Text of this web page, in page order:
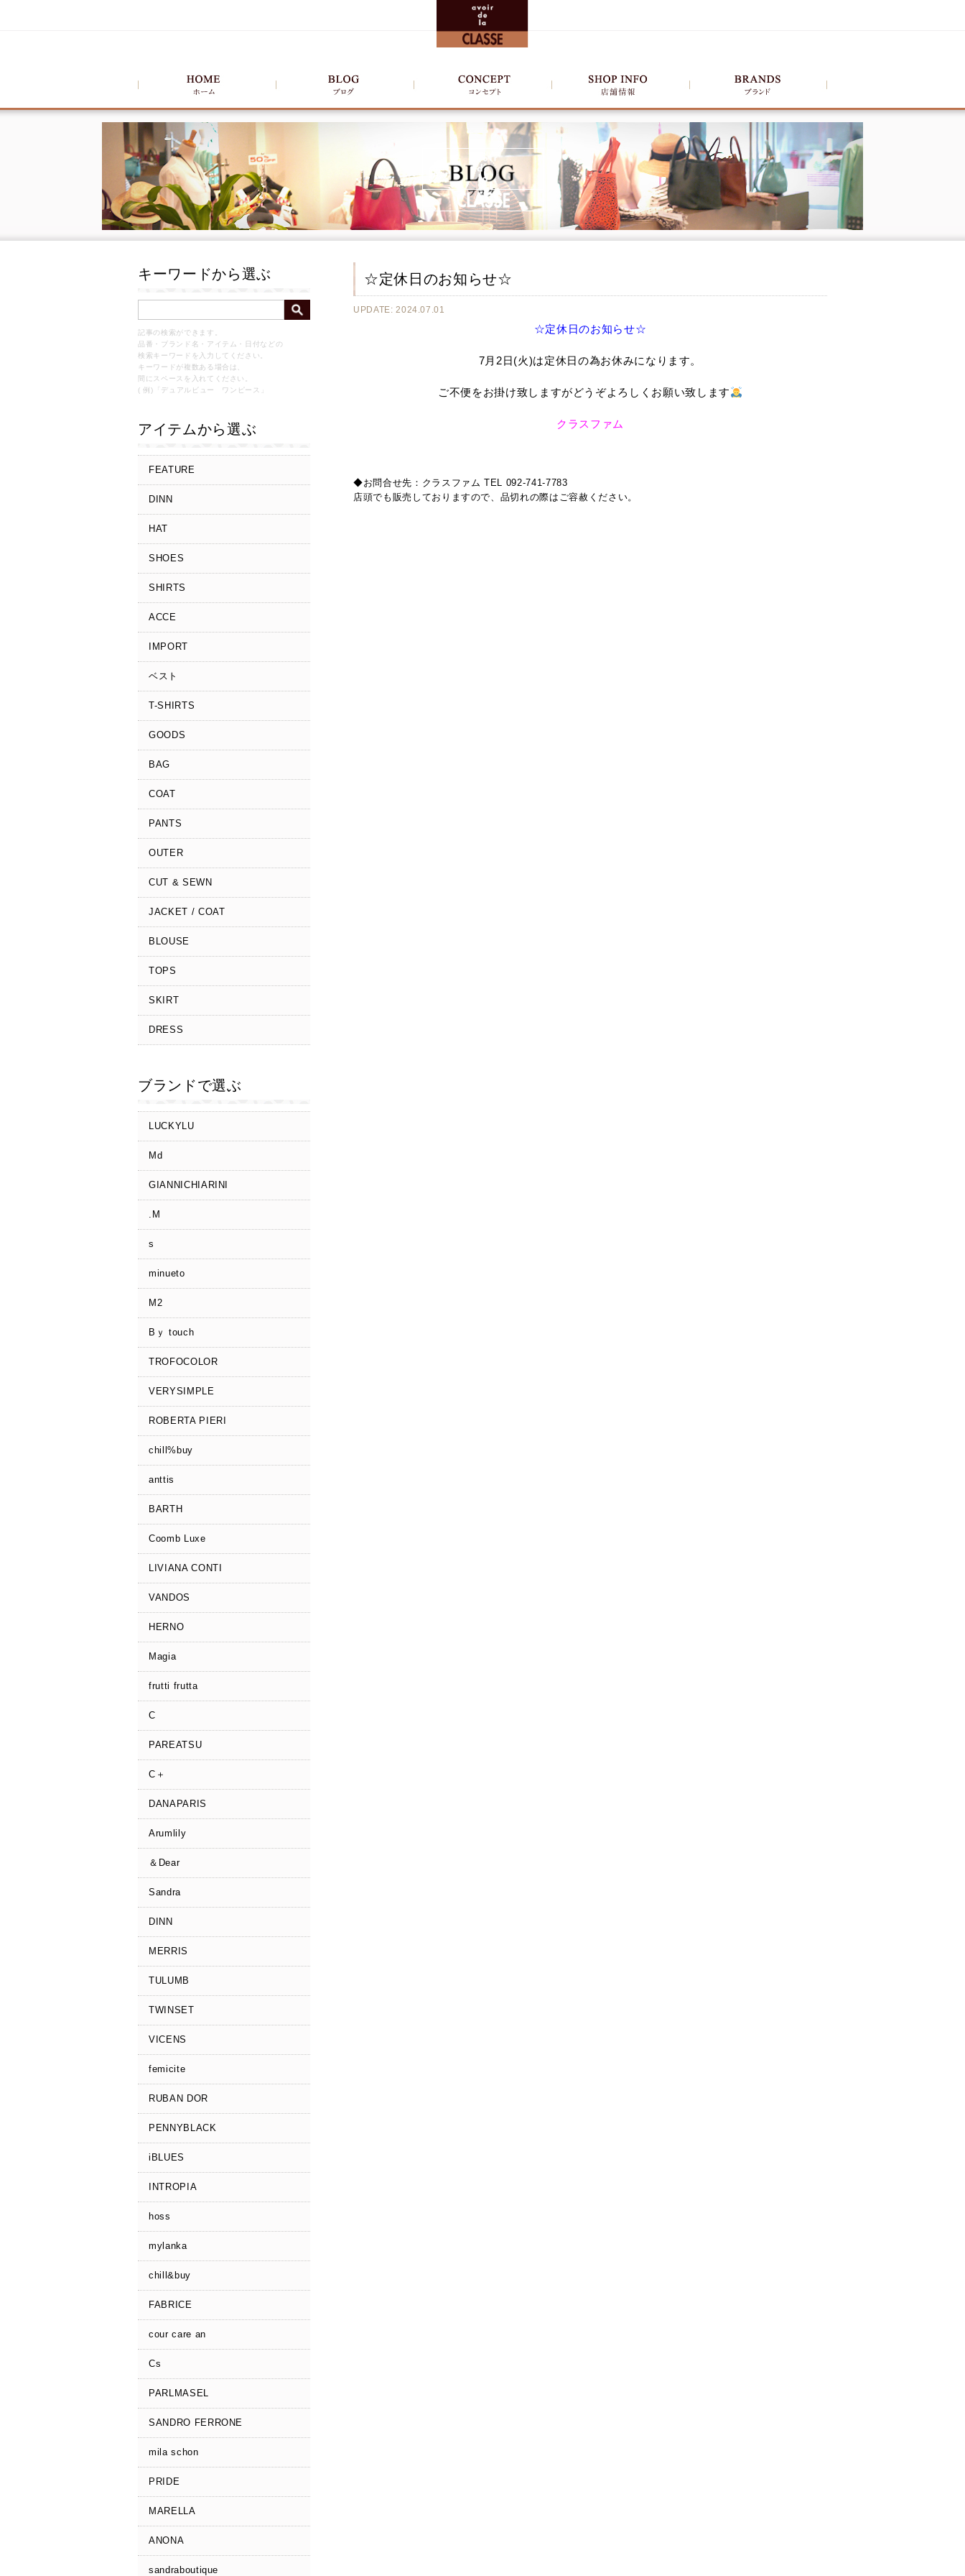
キーワードから選ぶ
記事の検索ができます。
品番・ブランド名・アイテム・日付などの
検索キーワードを入力してください。
キーワードが複数ある場合は、
間にスペースを入れてください。
( 例)「デュアルビュー ワンピース」
アイテムから選ぶ
FEATURE
DINN
HAT
SHOES
SHIRTS
ACCE
IMPORT
ベスト
T-SHIRTS
GOODS
BAG
COAT
PANTS
OUTER
CUT & SEWN
JACKET / COAT
BLOUSE
TOPS
SKIRT
DRESS
ブランドで選ぶ
LUCKYLU
Md
GIANNICHIARINI
.M
s
minueto
M2
Bｙ touch
TROFOCOLOR
VERYSIMPLE
ROBERTA PIERI
chill%buy
anttis
BARTH
Coomb Luxe
LIVIANA CONTI
VANDOS
HERNO
Magia
frutti frutta
C
PAREATSU
C＋
DANAPARIS
Arumlily
＆Dear
Sandra
DINN
MERRIS
TULUMB
TWINSET
VICENS
femicite
RUBAN DOR
PENNYBLACK
iBLUES
INTROPIA
hoss
mylanka
chill&buy
FABRICE
cour care an
Cs
PARLMASEL
SANDRO FERRONE
mila schon
PRIDE
MARELLA
ANONA
sandraboutique
☆定休日のお知らせ☆
UPDATE: 2024.07.01
☆定休日のお知らせ☆
7月2日(火)は定休日の為お休みになります。
ご不便をお掛け致しますがどうぞよろしくお願い致します
クラスファム
◆お問合せ先：クラスファム TEL 092-741-7783
店頭でも販売しておりますので、品切れの際はご容赦ください。